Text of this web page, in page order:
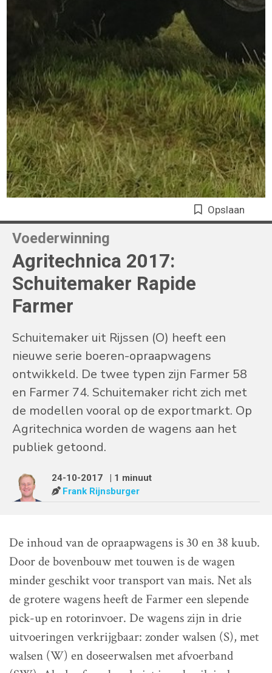
Opslaan
Voederwinning
Agritechnica 2017:
Schuitemaker Rapide
Farmer
Schuitemaker uit Rijssen (O) heeft een
nieuwe serie boeren-opraapwagens
ontwikkeld. De twee typen zijn Farmer 58
en Farmer 74. Schuitemaker richt zich met
de modellen vooral op de exportmarkt. Op
Agritechnica worden de wagens aan het
publiek getoond.
24-10-2017
| 1 minuut
Frank Rijnsburger
De inhoud van de opraapwagens is 30 en 38 kuub.
Door de bovenbouw met touwen is de wagen
minder geschikt voor transport van mais. Net als
de grotere wagens heeft de Farmer een slepende
pick-up en rotorinvoer. De wagens zijn in drie
uitvoeringen verkrijgbaar: zonder walsen (S), met
walsen (W) en doseerwalsen met afvoerband